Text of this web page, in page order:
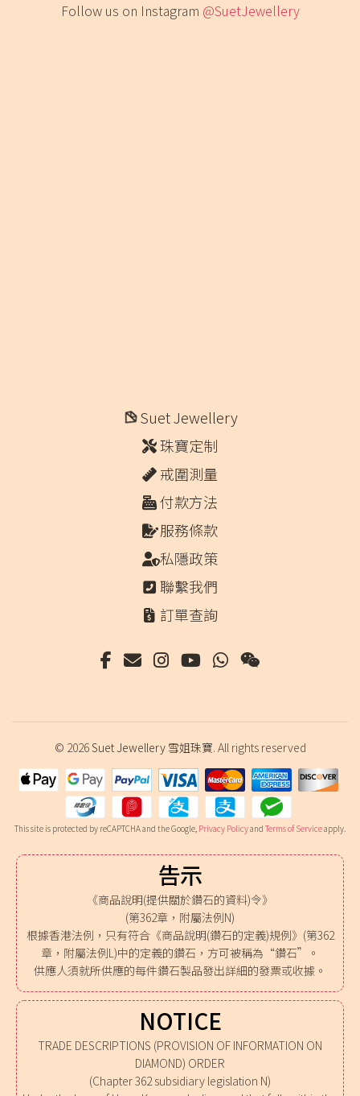
Follow us on Instagram @SuetJewellery
Suet Jewellery
珠寶定制
戒圍測量
付款方法
服務條款
私隱政策
聯繫我們
訂單查詢
© 2026Suet Jewellery 雪姐珠寶. All rights reserved
This site is protected by reCAPTCHA and the Google, Privacy Policyand Terms of Serviceapply.
告示
《商品說明(提供關於鑽石的資料)令》
(第362章，附屬法例N)
根據香港法例，只有符合《商品說明(鑽石的定義)規例》(第362
章，附屬法例L)中的定義的鑽石，方可被稱為“鑽石”。
供應人須就所供應的每件鑽石製品發出詳細的發票或收據。
NOTICE
TRADE DESCRIPTIONS (PROVISION OF INFORMATION ON
DIAMOND) ORDER
(Chapter 362 subsidiary legislation N)